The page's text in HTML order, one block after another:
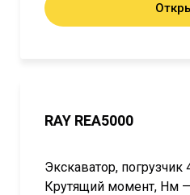
RAY REA5000
Экскаватор, погрузчик
Крутящий момент, Нм